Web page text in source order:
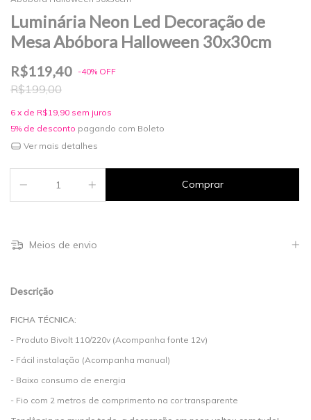
Luminária Neon Led Decoração de
Mesa Abóbora Halloween 30x30cm
R$119,40 -40% OFF
R$199,00
6 x de R$19,90 sem juros
5% de desconto pagando com Boleto
Ver mais detalhes
Meios de envio
Descrição
FICHA TÉCNICA:
- Produto Bivolt 110/220v (Acompanha fonte 12v)
- Fácil instalação (Acompanha manual)
- Baixo consumo de energia
- Fio com 2 metros de comprimento na cor transparente